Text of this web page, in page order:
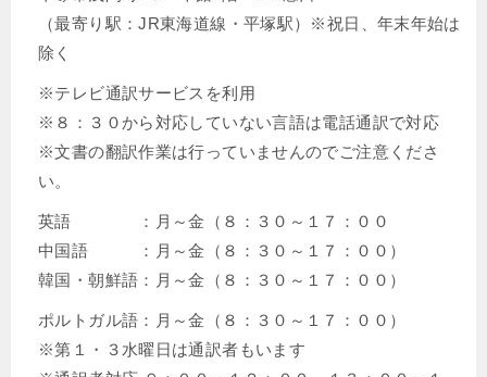
（最寄り駅：JR東海道線・平塚駅）※祝日、年末年始は
除く
※テレビ通訳サービスを利用
※８：３０から対応していない言語は電話通訳で対応
※文書の翻訳作業は行っていませんのでご注意くださ
い。
英語 ：月～金（８：３０～１７：００
中国語 ：月～金（８：３０～１７：００）
韓国・朝鮮語：月～金（８：３０～１７：００）
ポルトガル語：月～金（８：３０～１７：００）
※第１・３水曜日は通訳者もいます